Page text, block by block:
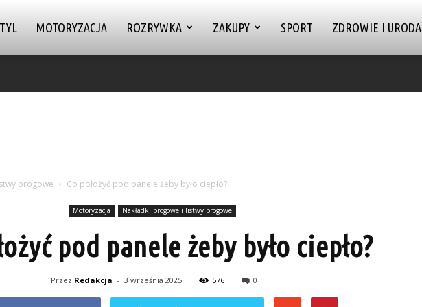
MOTORYZACJA ROZRYWKA ZAKUPY SPORT ZDROWIE I URODA
progowe Co położyć pod panele żeby było ciepło?
Motoryzacja Nakładki progowe i listwy progowe
pod panele żeby było ciepło?
Przez Redakcja - 3 września 2025 576 0